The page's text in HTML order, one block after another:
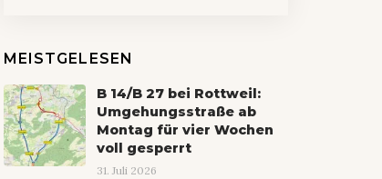
MEISTGELESEN
B 14/B 27 bei Rottweil:
Umgehungsstraße ab
Montag für vier Wochen
voll gesperrt
31. Juli 2026